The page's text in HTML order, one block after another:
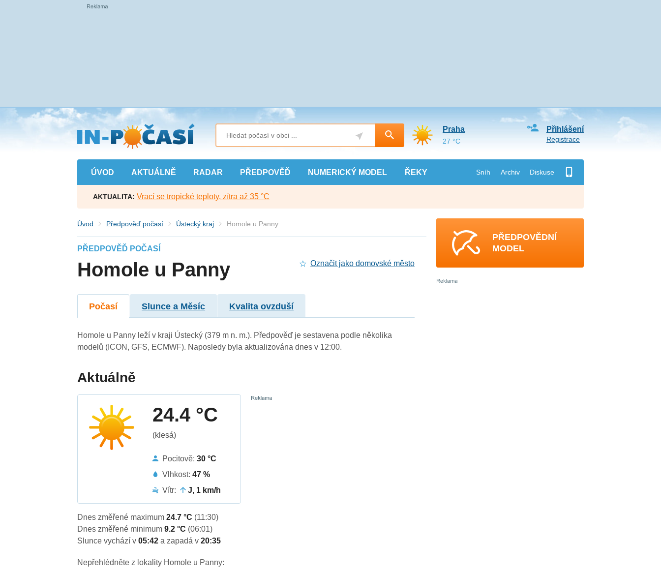
Přejít
na
hlavní
obsah
ÚVOD AKTUÁLNĚ RADAR PŘEDPOVĚĎ NUMERICKÝ MODEL ŘEKY Sníh Archiv Diskuse
Přihlášení
Registrace
Praha
27 °C
AKTUALITA: Vrací se tropické teploty, zítra až 35 °C
Úvod Předpověď počasí Ústecký kraj Homole u Panny
PŘEDPOVĚĎ POČASÍ
Homole u Panny Označit jako domovské město
Počasí Slunce a Měsíc Kvalita ovzduší
Homole u Panny leží v kraji Ústecký (379 m n. m.). Předpověď je sestavena podle několika
modelů (ICON, GFS, ECMWF). Naposledy byla aktualizována dnes v 12:00.
Aktuálně
24.4 °C
(klesá)
Pocitově:30 °C
Vlhkost:47 %
Vítr:
J, 1 km/h
Dnes změřené maximum24.7 °C (11:30)
Dnes změřené minimum9.2 °C (06:01)
Slunce vychází v05:42a zapadá v20:35
Nepřehlédněte z lokality Homole u Panny:
PŘEDPOVĚDNÍ
MODEL